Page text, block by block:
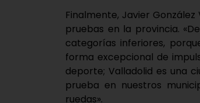
Finalmente, Javier
pruebas en la provincia.
categorías inferiores,
forma excepcional de
deporte; Valladolid es una
prueba en nuestros
ruedas».